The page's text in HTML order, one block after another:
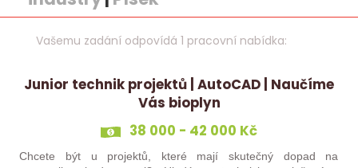
Vašemu zadání odpovídá 1 pracovní nabídka:
Junior technik projektů | AutoCAD | Naučíme
Vás bioplyn
38 000 - 42 000 Kč
Chcete být u projektů, které mají skutečný dopad na